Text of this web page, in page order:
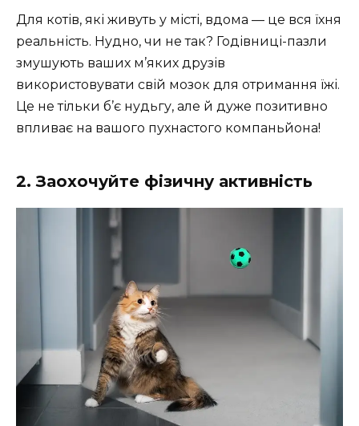
Для котів, які живуть у місті, вдома — це вся їхня
реальність. Нудно, чи не так? Годівниці-пазли
змушують ваших м’яких друзів
використовувати свій мозок для отримання їжі.
Це не тільки б’є нудьгу, але й дуже позитивно
впливає на вашого пухнастого компаньйона!
2. Заохочуйте фізичну активність